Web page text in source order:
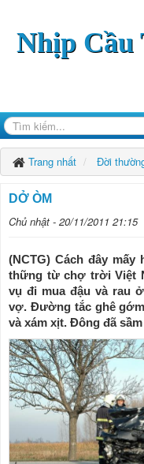
Nhịp Cầu
Trang nhất Đời
DỞ ÒM
Chủ nhật - 20/11/2011 21:15
(NCTG) Cách đây
thững từ chợ trời Việt
vụ đi mua đậu và rau
vợ. Ðường tắc ghê
và xám xịt. Ðông đã